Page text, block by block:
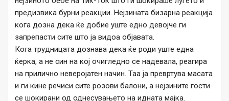
предизвика бурни реакции. Нејзината бизарна реакција
кога дозна дека ќе добие уште едно девојче ги
запрепасти сите што ја видоа објавата.
Кога трудницата дознава дека ќе роди уште една
ќерка, а не син на кој очигледно се надевала, реагира
на прилично неверојатен начин. Таа ја превртува масата
и ги кине речиси сите розови балони, а нејзините гости
се шокирани од однесувањето на идната мајка.